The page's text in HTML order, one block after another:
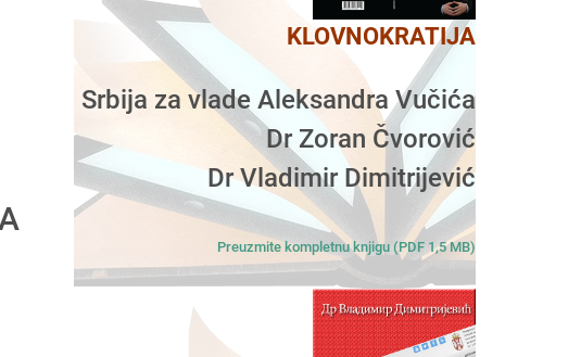
KLOVNOKRATIJA
Srbija za vlade Aleksandra Vučića
Dr Zoran Čvorović
Dr Vladimir Dimitrijević
Preuzmite kompletnu knjigu (PDF 1,5 MB)